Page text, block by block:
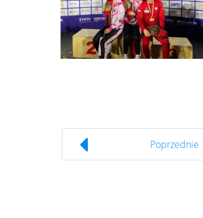
Poprzednie